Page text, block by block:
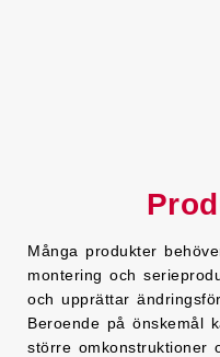
Många produkter
montering och
och upprättar
Beroende på önskemål
större omkonstruktioner